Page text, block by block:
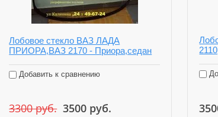
Лобовое стекло ВАЗ ЛАДА
ПРИОРА,ВАЗ 2170 - Приора,седан
Добавить к сравнению
3300руб. 3500 руб.